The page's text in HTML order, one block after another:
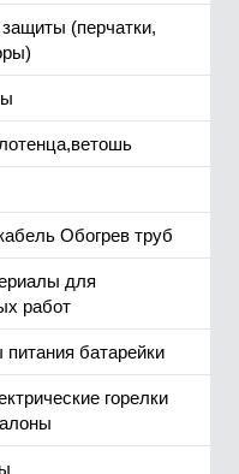
(перчатки,
Обогрев труб
для
работ
батарейки
горелки